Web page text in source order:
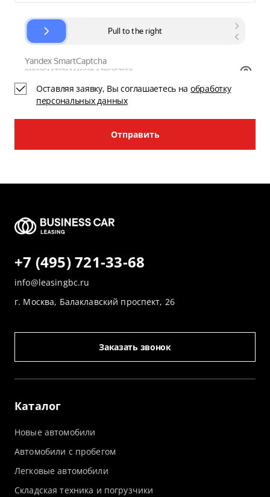
Отправить
Оставляя заявку, Вы соглашаетесь на обработку
персональных данных
Каталог
Новые автомобили
Автомобили с пробегом
Легковые автомобили
Складская техника и погрузчики
+7 (495) 721-33-68
info@leasingbc.ru
г. Москва, Балаклавский проспект, 26
Заказать звонок